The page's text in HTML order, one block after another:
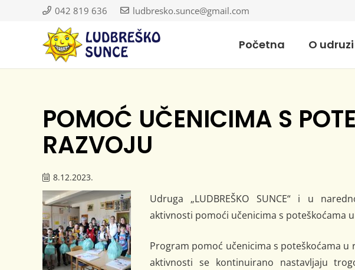
042 819 636 ludbresko.sunce@gmail.com
Početna O udruzi
POMOĆ UČENICIMA S
RAZVOJU
8.12.2023.
Udruga „LUDBREŠKO SUNCE“ i u
aktivnosti pomoći učenicima s poteškoćama
Program pomoć učenicima s poteškoćama
aktivnosti se kontinuirano nastavljaju